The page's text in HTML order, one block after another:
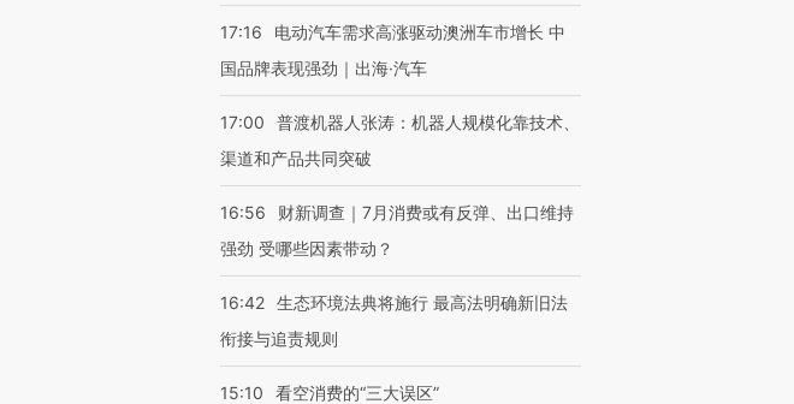
17:16
电动汽车需求高涨驱动澳洲车市增长 中
国品牌表现强劲｜出海·汽车
17:00
普渡机器人张涛：机器人规模化靠技术、
渠道和产品共同突破
16:56
财新调查｜7月消费或有反弹、出口维持
强劲 受哪些因素带动？
16:42 生态环境法典将施行 最高法明确新旧法
衔接与追责规则
15:10 看空消费的“三大误区”